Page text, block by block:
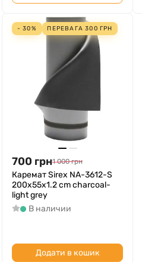
- 30% ПЕРЕВАГА300 ГРН
700 грн1 000 грн
Каремат Sirex NA-3612-S
200x55x1.2 cm charcoal-
light grey
В наличии
Додати в кошик